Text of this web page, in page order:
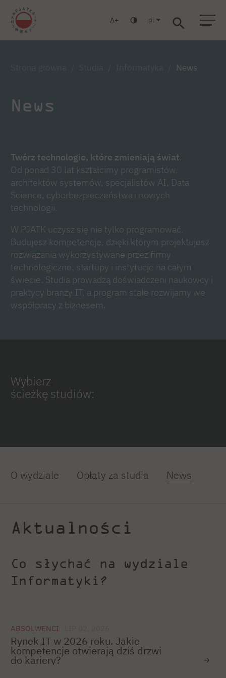
Warszawa Gdańsk Liceum Studia podyplomowe Studia MBA
A pl
News
News
Twórz technologie, które zmieniają świat.
Od ponad 30 lat kształcimy programistów,
architektów systemów, specjalistów AI, Data
Science, cyberbezpieczeństwa i nowych
technologii.
W PJATK uczysz się nie tylko programować.
Budujesz kompetencje, dzięki którym projektujesz
rozwiązania wykorzystywane przez firmy
technologiczne, startupy i instytucje na całym
świecie. Studia prowadzą doświadczeni naukowcy i
praktycy branży IT, a program stale rozwijamy we
współpracy z biznesem.
Wybierz
ścieżkę studiów:
O wydziale Opłaty za studia News
Aktualności
Co słychać na wydziale
Informatyki?
ABSOLWENCI
Rynek IT w 2026 roku. Jakie
kompetencje otwierają dziś drzwi
do kariery?